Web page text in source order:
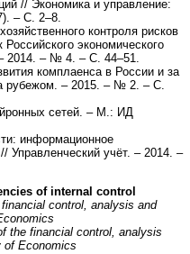
// Экономика и управление:
– С. 2–8.
контроля рисков
экономического
2014. – № 4. – С. 44–51.
комплаенса в России и за
рубежом. – 2015. – № 2. – С.
сетей. – М.: ИД
информационное
Управленческий учёт. – 2014. –
of internal control
control, analysis and
the financial control, analysis
of Economics